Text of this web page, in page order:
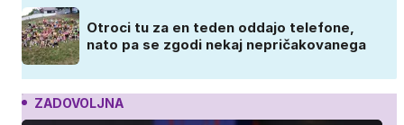
Otroci tu za en teden oddajo telefone,
nato pa se zgodi nekaj nepričakovanega
ZADOVOLJNA